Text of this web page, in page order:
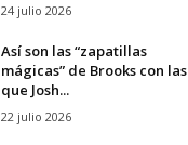
24 julio 2026
Así son las “zapatillas
mágicas” de Brooks con las
que Josh...
22 julio 2026